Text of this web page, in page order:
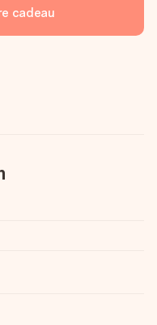
cadeau